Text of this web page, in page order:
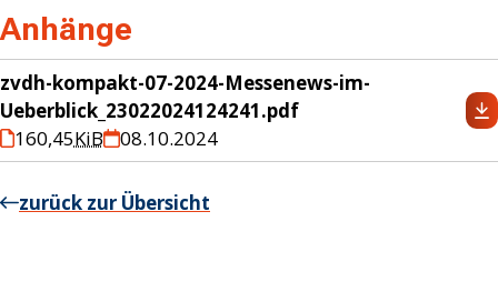
Anhänge
zvdh-kompakt-07-2024-Messenews-im-
Ueberblick_23022024124241.pdf
160,45KiB 08.10.2024
zurück zur Übersicht